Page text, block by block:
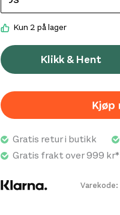
Kun 2 på lager
Klikk & Hent
Varekode:
Gratis retur i butikk
Gratis frakt over 999 kr*